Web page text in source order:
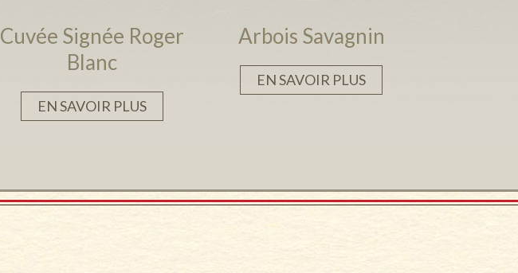
Cuvée Signée Roger
Blanc
EN SAVOIR PLUS
Arbois Savagnin
EN SAVOIR PLUS